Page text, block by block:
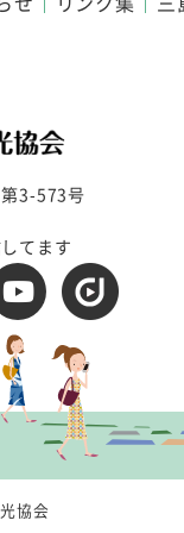
3-573号
てます
協会